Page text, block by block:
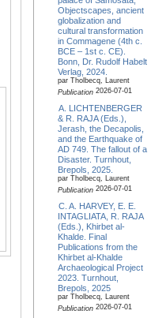
Objectscapes, ancient
globalization and
cultural transformation
in Commagene (4th c.
BCE – 1st c. CE).
Bonn, Dr. Rudolf Habelt
Verlag, 2024.
par Tholbecq, Laurent
Publication2026-07-01
A. LICHTENBERGER
& R. RAJA (Eds.),
Jerash, the Decapolis,
and the Earthquake of
AD 749. The fallout of a
Disaster. Turnhout,
Brepols, 2025.
par Tholbecq, Laurent
Publication2026-07-01
C. A. HARVEY, E. E.
INTAGLIATA, R. RAJA
(Eds.), Khirbet al-
Khalde. Final
Publications from the
Khirbet al-Khalde
Archaeological Project
2023. Turnhout,
Brepols, 2025
par Tholbecq, Laurent
Publication2026-07-01